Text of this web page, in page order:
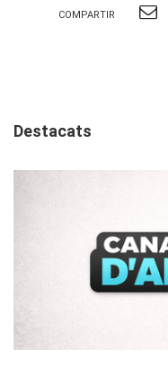
COMPARTIR
Destacats